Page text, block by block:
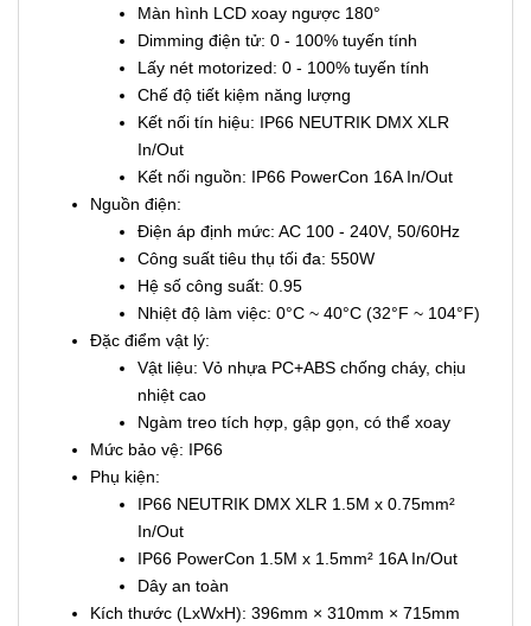
Màn hình LCD xoay ngược 180°
Dimming điện tử: 0 - 100% tuyến tính
Lấy nét motorized: 0 - 100% tuyến tính
Chế độ tiết kiệm năng lượng
Kết nối tín hiệu: IP66 NEUTRIK DMX XLR
In/Out
Kết nối nguồn: IP66 PowerCon 16A In/Out
Nguồn điện:
Điện áp định mức: AC 100 - 240V, 50/60Hz
Công suất tiêu thụ tối đa: 550W
Hệ số công suất: 0.95
Nhiệt độ làm việc: 0°C ~ 40°C (32°F ~ 104°F)
Đặc điểm vật lý:
Vật liệu: Vỏ nhựa PC+ABS chống cháy, chịu
nhiệt cao
Ngàm treo tích hợp, gập gọn, có thể xoay
Mức bảo vệ: IP66
Phụ kiện:
IP66 NEUTRIK DMX XLR 1.5M x 0.75mm²
In/Out
IP66 PowerCon 1.5M x 1.5mm² 16A In/Out
Dây an toàn
Kích thước (LxWxH): 396mm × 310mm × 715mm